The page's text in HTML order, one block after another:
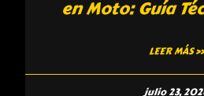
en Moto: Guía
LEER MÁS »
julio 23,